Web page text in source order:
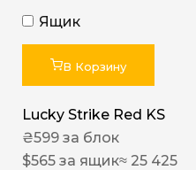
Ящик
В Корзину
Lucky Strike Red KS
₴599 за блок
$565 за ящик≈ 25 425